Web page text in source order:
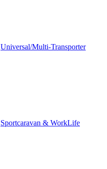
Universal/Multi-Transporter
Sportcaravan & WorkLife